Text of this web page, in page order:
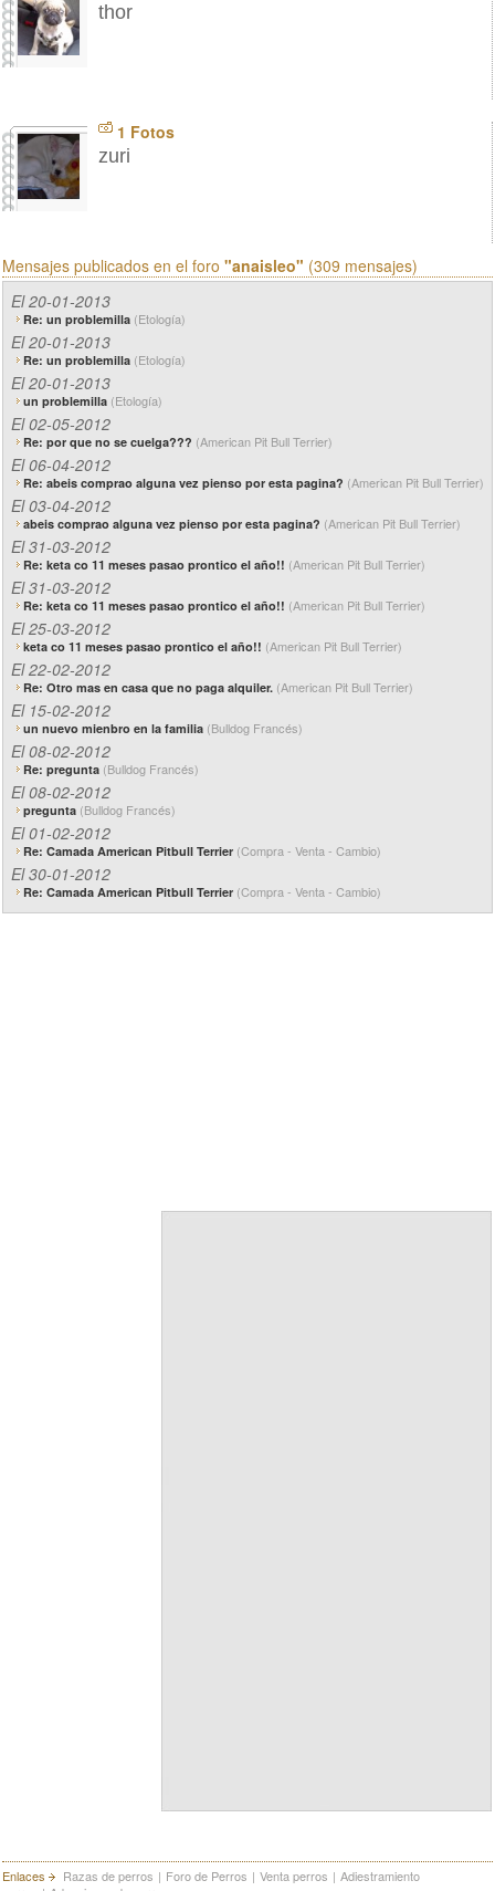
thor
1 Fotos
zuri
Mensajes publicados en el foro "anaisleo" (309 mensajes)
El 20-01-2013
Re: un problemilla (Etología)
El 20-01-2013
Re: un problemilla (Etología)
El 20-01-2013
un problemilla (Etología)
El 02-05-2012
Re: por que no se cuelga??? (American Pit Bull Terrier)
El 06-04-2012
Re: abeis comprao alguna vez pienso por esta pagina? (American Pit Bull Terrier)
El 03-04-2012
abeis comprao alguna vez pienso por esta pagina? (American Pit Bull Terrier)
El 31-03-2012
Re: keta co 11 meses pasao prontico el año!! (American Pit Bull Terrier)
El 31-03-2012
Re: keta co 11 meses pasao prontico el año!! (American Pit Bull Terrier)
El 25-03-2012
keta co 11 meses pasao prontico el año!! (American Pit Bull Terrier)
El 22-02-2012
Re: Otro mas en casa que no paga alquiler. (American Pit Bull Terrier)
El 15-02-2012
un nuevo mienbro en la familia (Bulldog Francés)
El 08-02-2012
Re: pregunta (Bulldog Francés)
El 08-02-2012
pregunta (Bulldog Francés)
El 01-02-2012
Re: Camada American Pitbull Terrier (Compra - Venta - Cambio)
El 30-01-2012
Re: Camada American Pitbull Terrier (Compra - Venta - Cambio)
Enlaces Razas de perros | Foro de Perros | Venta perros | Adiestramiento